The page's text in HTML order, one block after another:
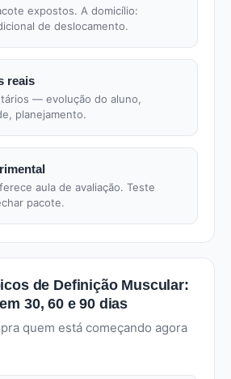
expostos. A domicílio:
de deslocamento.
reais
— evolução do aluno,
planejamento.
aula de avaliação. Teste
pacote.
de Definição Muscular:
30, 60 e 90 dias
quem está começando agora